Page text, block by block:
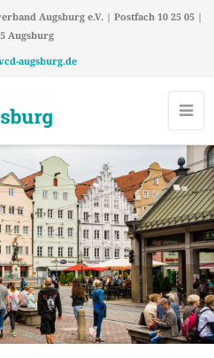
Augsburg e.V. | Postfach 10 25 05 |
Augsburg
augsburg.de